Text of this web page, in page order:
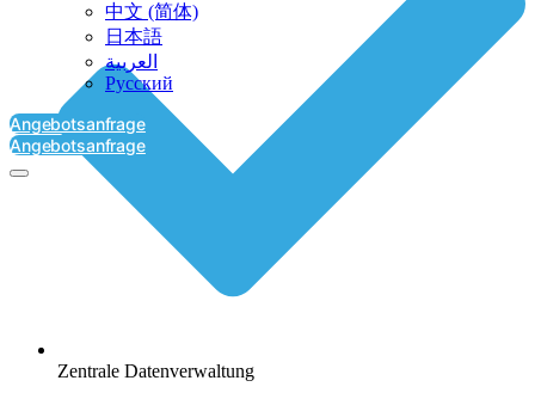
中文 (简体)
日本語
العربية‏
Русский
Angebotsanfrage
Angebotsanfrage
Zentrale Datenverwaltung